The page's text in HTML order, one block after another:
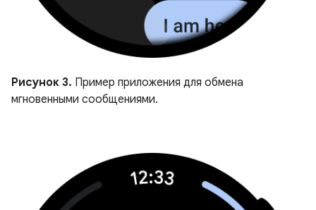
Рисунок 3. Пример приложения для обмена
мгновенными сообщениями.